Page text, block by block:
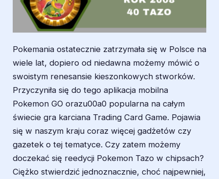
Pokemania ostatecznie zatrzymała się w Polsce na
wiele lat, dopiero od niedawna możemy mówić o
swoistym renesansie kieszonkowych stworków.
Przyczyniła się do tego aplikacja mobilna
Pokemon GO orazu00a0 popularna na całym
świecie gra karciana Trading Card Game. Pojawia
się w naszym kraju coraz więcej gadżetów czy
gazetek o tej tematyce. Czy zatem możemy
doczekać się reedycji Pokemon Tazo w chipsach?
Ciężko stwierdzić jednoznacznie, choć najpewniej,